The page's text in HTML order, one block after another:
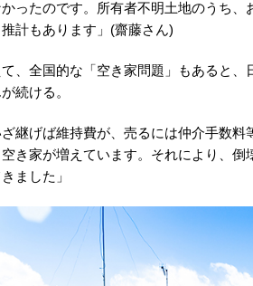
かったのです。所有者不明土地のうち
計もあります」(齋藤さん)
、全国的な「空き家問題」もあると
続ける。
ざ継げば維持費が、売るには仲介手数
き家が増えています。それにより、
ました」